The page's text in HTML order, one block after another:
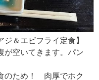
＆エビフライ定食】
が空いてきます。パン
のため！ 肉厚でホク